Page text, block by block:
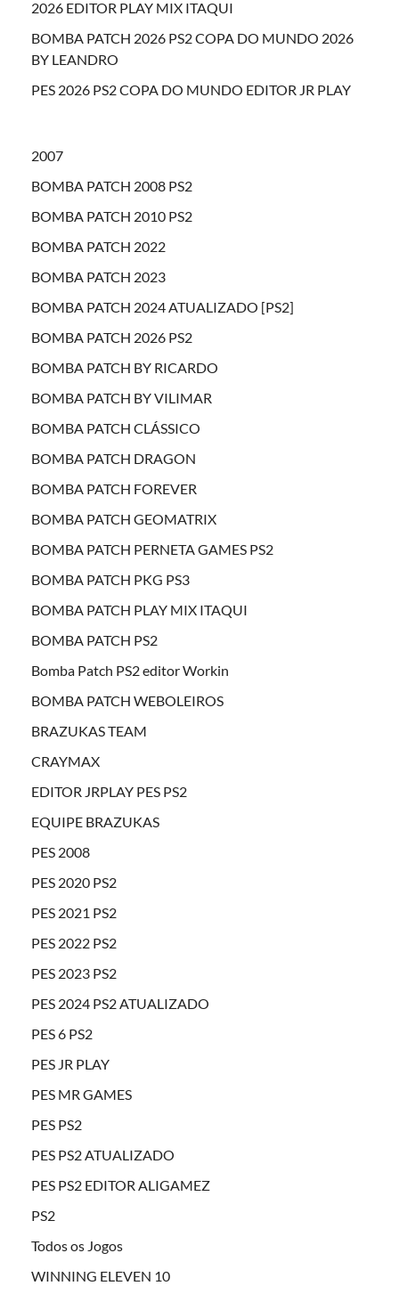
2026 EDITOR PLAY MIX ITAQUI
BOMBA PATCH 2026 PS2 COPA DO MUNDO 2026
BY LEANDRO
PES 2026 PS2 COPA DO MUNDO EDITOR JR PLAY
2007
BOMBA PATCH 2008 PS2
BOMBA PATCH 2010 PS2
BOMBA PATCH 2022
BOMBA PATCH 2023
BOMBA PATCH 2024 ATUALIZADO [PS2]
BOMBA PATCH 2026 PS2
BOMBA PATCH BY RICARDO
BOMBA PATCH BY VILIMAR
BOMBA PATCH CLÁSSICO
BOMBA PATCH DRAGON
BOMBA PATCH FOREVER
BOMBA PATCH GEOMATRIX
BOMBA PATCH PERNETA GAMES PS2
BOMBA PATCH PKG PS3
BOMBA PATCH PLAY MIX ITAQUI
BOMBA PATCH PS2
Bomba Patch PS2 editor Workin
BOMBA PATCH WEBOLEIROS
BRAZUKAS TEAM
CRAYMAX
EDITOR JRPLAY PES PS2
EQUIPE BRAZUKAS
PES 2008
PES 2020 PS2
PES 2021 PS2
PES 2022 PS2
PES 2023 PS2
PES 2024 PS2 ATUALIZADO
PES 6 PS2
PES JR PLAY
PES MR GAMES
PES PS2
PES PS2 ATUALIZADO
PES PS2 EDITOR ALIGAMEZ
PS2
Todos os Jogos
WINNING ELEVEN 10